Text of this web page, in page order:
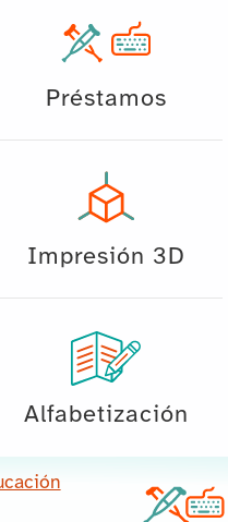
Préstamos
Impresión 3D
Alfabetización